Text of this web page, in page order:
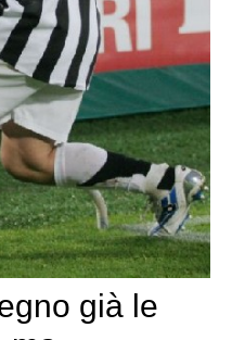
già le